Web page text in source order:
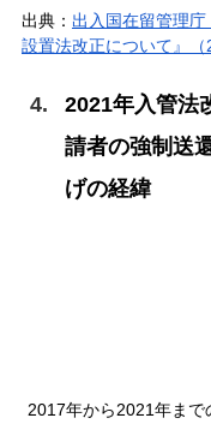
出典： 出入国在留管理
設置法改正について』（
2021年入管法
請者の強制送
げの経緯
2017年から2021年ま